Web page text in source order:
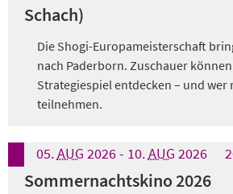
Schach)
Die Shogi-Europameisterschaft
nach Paderborn. Zuschauer
Strategiespiel entdecken – und
teilnehmen.
05.AUG 2026- 10.AUG 2026
Sommernachtskino 2026